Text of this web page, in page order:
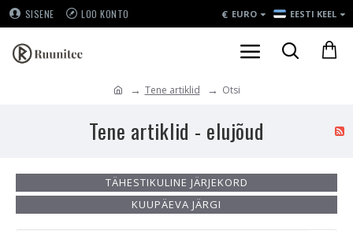
SISENE LOO KONTO € EURO EESTI KEEL
Tene artiklid Otsi
Tene artiklid - elujõud
TÄHESTIKULINE JÄRJEKORD
KUUPÄEVA JÄRGI